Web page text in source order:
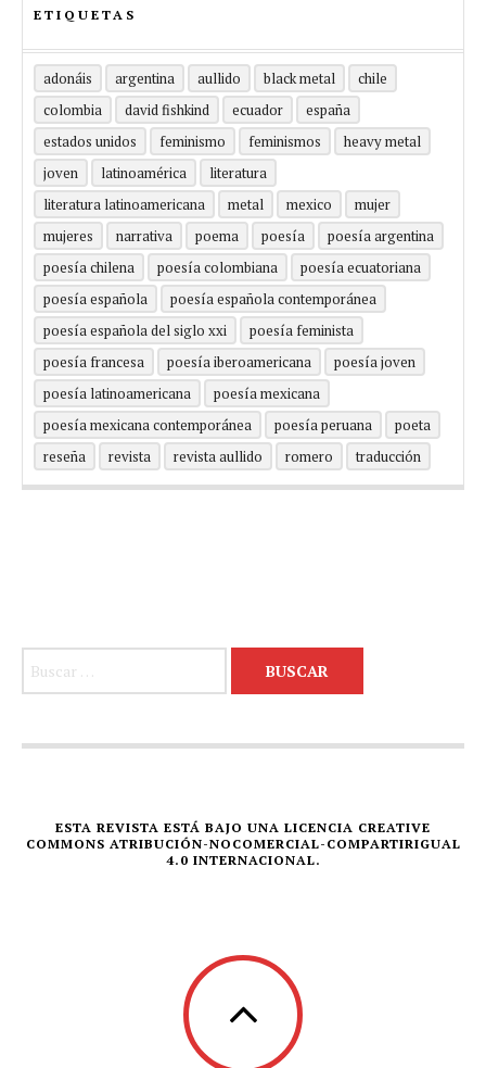
ETIQUETAS
adonáis argentina aullido black metal
chile
colombia
david fishkind ecuador
españa
estados unidos
feminismo feminismos
heavy metal
joven
latinoamérica
literatura
literatura latinoamericana
metal mexico
mujer
mujeres
narrativa poema poesía
poesía argentina
poesía chilena
poesía colombiana
poesía ecuatoriana
poesía española
poesía española contemporánea
poesía española del siglo xxi
poesía feminista
poesía francesa
poesía iberoamericana
poesía joven
poesía latinoamericana
poesía mexicana
poesía mexicana contemporánea
poesía peruana
poeta
reseña
revista revista aullido romero traducción
ESTA REVISTA ESTÁ BAJO UNA LICENCIA CREATIVE
COMMONS ATRIBUCIÓN-NOCOMERCIAL-COMPARTIRIGUAL
4.0 INTERNACIONAL.